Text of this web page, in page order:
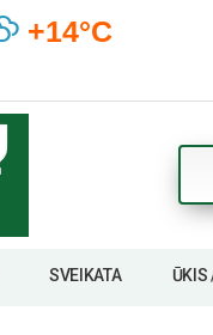
+14°C
SVEIKATA ŪKIS